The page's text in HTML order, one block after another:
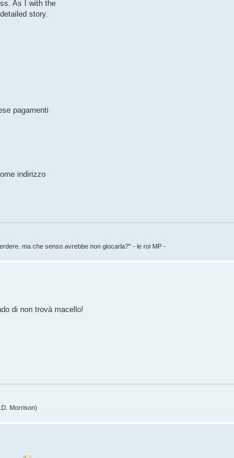
As I with the
story.
pagamenti
indirizzo
ma che senso avrebbe non giocarla?" - le roi MP -
di non trovà macello!
Morrison)